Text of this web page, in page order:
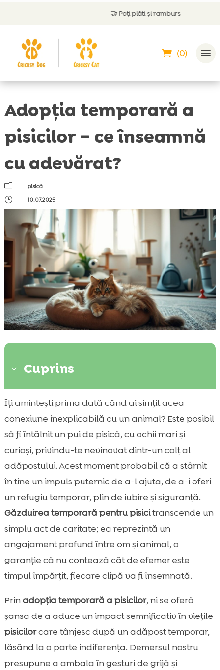
Poți plăti și ramburs
(0)
Adopția temporară a
pisicilor – ce înseamnă
cu adevărat?
m
pisică
}
10.07.2025
3 Cuprins
 Ce este adopția temporară a pisicilor?
 Beneficiile pentru pisici
 Beneficiile pentru gazdă
 Responsabilitățile gazdelor temporare
 Cum să devii gazdă temporară pentru pisici
Perioada de acomodare și integrare
Îngrijirea zilnică a pisicii temporare
Sprijinirea pisicilor cu nevoi speciale
Găzduire temporară pentru pisici – ce
înseamnă cu adevărat?
Produsele necesare pentru îngrijirea
optimă
 Alimentație sănătoasă pentru pisici
Menținerea unei locuințe curate
Rolul comunității în adopția temporară
Adopția permanentă – un pas următor?
Concluzie
Îți amintești prima dată când ai simțit acea
conexiune inexplicabilă cu un animal? Este posibil
să fi întâlnit un pui de pisică, cu ochii mari și
curioși, privindu-te nevinovat dintr-un colț al
adăpostului. Acest moment probabil că a stârnit
în tine un impuls puternic de a-l ajuta, de a-i oferi
un refugiu temporar, plin de iubire și siguranță.
Găzduirea temporară pentru pisicitranscende un
simplu act de caritate; ea reprezintă un
angajament profund între om și animal, o
garanție că nu contează cât de efemer este
timpul împărțit, fiecare clipă va fi însemnată.
Prinadopția temporară a pisicilor, ni se oferă
șansa de a aduce un impact semnificativ în viețile
pisicilorcare tânjesc după un adăpost temporar,
lăsând la o parte indiferența. Demersul nostru
presupune a ambala în gesturi de grijă și